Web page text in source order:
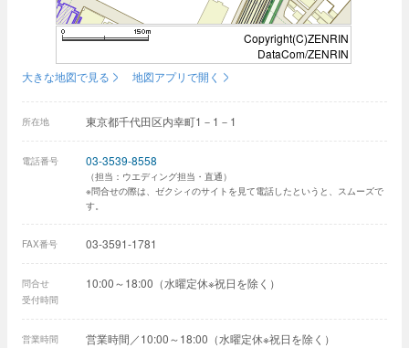
Copyright(C)ZENRIN
DataCom/ZENRIN
大きな地図で見る
地図アプリで開く
所在地 東京都千代田区内幸町1－1－1
電話番号 03-3539-8558
（担当：ウエディング担当・直通）
※問合せの際は、ゼクシィのサイトを見て電話したというと、スムーズで
す。
FAX番号 03-3591-1781
問合せ
受付時間
10:00～18:00（水曜定休※祝日を除く）
営業時間
営業時間／10:00～18:00（水曜定休※祝日を除く）